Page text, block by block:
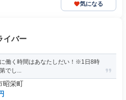
気になる
イバー
働く時間はあなたしだい！※1日8時
でし...
昭栄町